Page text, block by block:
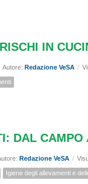
IN
Autore: Redazione VeSA /
DAL CAMPO
Redazione VeSA /
Igiene degli allevamenti e